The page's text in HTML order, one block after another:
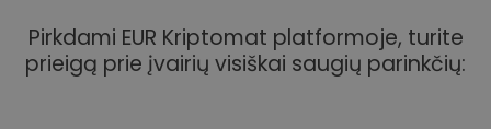
Pirkdami EUR Kriptomat platformoje, turite
prieigą prie įvairių visiškai saugių parinkčių: